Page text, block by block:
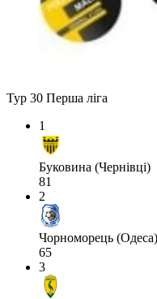
Тур 30 Перша ліга
1
Буковина (Чернівці)
81
2
Чорноморець (Одеса)
65
3